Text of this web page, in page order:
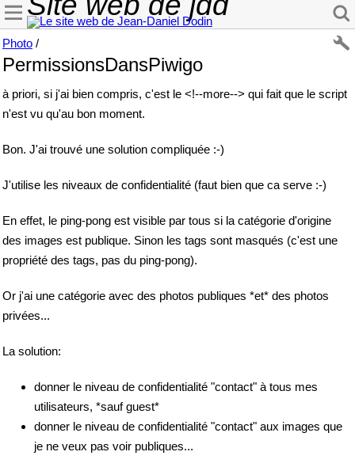
Photo /
PermissionsDansPiwigo
à priori, si j'ai bien compris, c'est le <!--more--> qui fait que le script
n'est vu qu'au bon moment.
Bon. J'ai trouvé une solution compliquée :-)
J'utilise les niveaux de confidentialité (faut bien que ca serve :-)
En effet, le ping-pong est visible par tous si la catégorie d'origine
des images est publique. Sinon les tags sont masqués (c'est une
propriété des tags, pas du ping-pong).
Or j'ai une catégorie avec des photos publiques *et* des photos
privées...
La solution:
donner le niveau de confidentialité "contact" à tous mes
utilisateurs, *sauf guest*
donner le niveau de confidentialité "contact" aux images que
je ne veux pas voir publiques...